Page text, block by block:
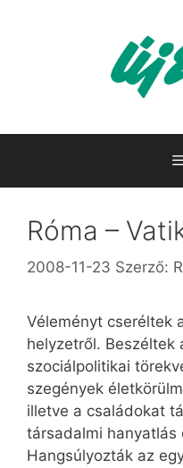
Róma –
2008-11-23 Szerző:
Véleményt cseréltek
helyzetről. Beszéltek
szociálpolitikai
szegények
illetve a családokat
társadalmi hanyatlás
Hangsúlyozták az